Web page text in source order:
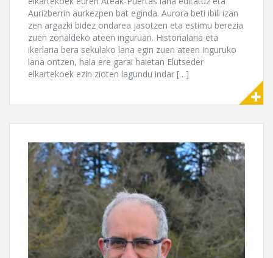
Aurizberrin aurkezpen bat eginda. Aurora beti ibili izan
zen argazki bidez ondarea jasotzen eta estimu berezia
zuen zonaldeko ateen inguruan. Historialaria eta
ikerlaria bera sekulako lana egin zuen ateen inguruko
lana ontzen, hala ere garai haietan Elutseder
elkartekoek ezin zioten lagundu indar […]